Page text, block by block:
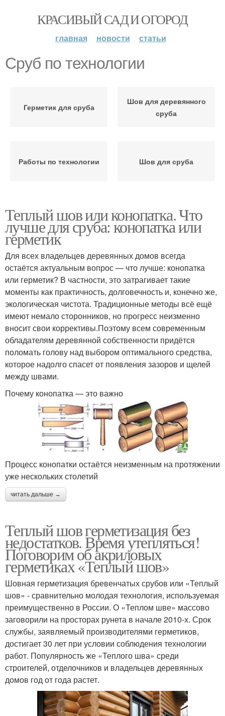
КРАСИВЫЙ САД И ОГОРОД
главная новости статьи
Сруб по технологии
Герметик для сруба
Шов для деревянного
сруба
Работы по технологии Шов для сруба
Теплый шов или конопатка. Что
лучше для сруба: конопатка или
герметик
Для всех владельцев деревянных домов всегда
остаётся актуальным вопрос — что лучше: конопатка
или герметик? В частности, это затрагивает такие
моменты как практичность, долговечность и, конечно же,
экологическая чистота. Традиционные методы всё ещё
имеют немало сторонников, но прогресс неизменно
вносит свои коррективы.Поэтому всем современным
обладателям деревянной собственности придётся
поломать голову над выбором оптимального средства,
которое надолго спасет от появления зазоров и щелей
между швами.
Почему конопатка — это важно
Процесс конопатки остаётся неизменным на протяжении
уже нескольких столетий
читать дальше →
Теплый шов герметизация без
недостатков. Время утепляться!
Поговорим об акриловых
герметиках «Теплый шов»
Шовная герметизация бревенчатых срубов или «Теплый
шов» - сравнительно молодая технология, используемая
преимущественно в России. О «Теплом шве» массово
заговорили на просторах рунета в начале 2010-х. Срок
службы, заявляемый производителями герметиков,
достигает 30 лет при условии соблюдения технологии
работ. Популярность же «Теплого шва» среди
строителей, отделочников и владельцев деревянных
домов год от года растет.